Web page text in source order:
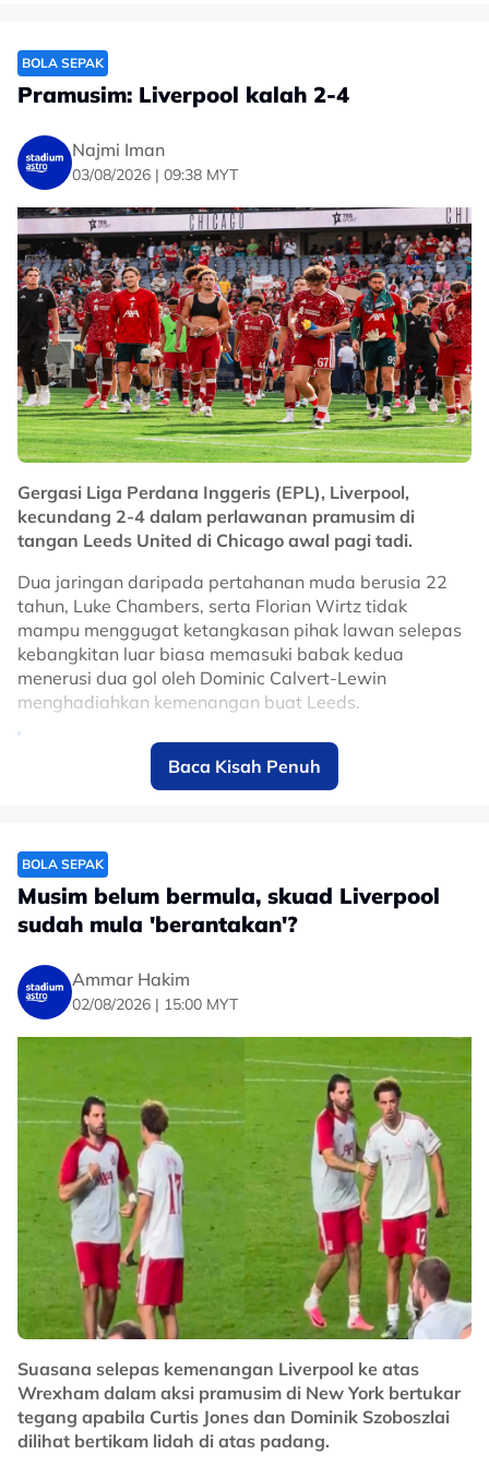
BOLA SEPAK
Pramusim: Liverpool kalah 2-4
Najmi Iman
03/08/2026 | 09:38 MYT
Gergasi Liga Perdana Inggeris (EPL), Liverpool,
kecundang 2-4 dalam perlawanan pramusim di
tangan Leeds United di Chicago awal pagi tadi.
Dua jaringan daripada pertahanan muda berusia 22
tahun, Luke Chambers, serta Florian Wirtz tidak
mampu menggugat ketangkasan pihak lawan selepas
kebangkitan luar biasa memasuki babak kedua
menerusi dua gol oleh Dominic Calvert-Lewin
menghadiahkan kemenangan buat Leeds.
Full-time in Chicago.
pic.twitter.com/jIgPPfgFWf
— Liverpool FC (@LFC) August 2, 2026
No node context available.
Related Topics
#Leeds United #pramusim
Baca Kisah Penuh
BOLA SEPAK
Musim belum bermula, skuad Liverpool
sudah mula 'berantakan'?
Ammar Hakim
02/08/2026 | 15:00 MYT
Suasana selepas kemenangan Liverpool ke atas
Wrexham dalam aksi pramusim di New York bertukar
tegang apabila Curtis Jones dan Dominik Szoboszlai
dilihat bertikam lidah di atas padang.